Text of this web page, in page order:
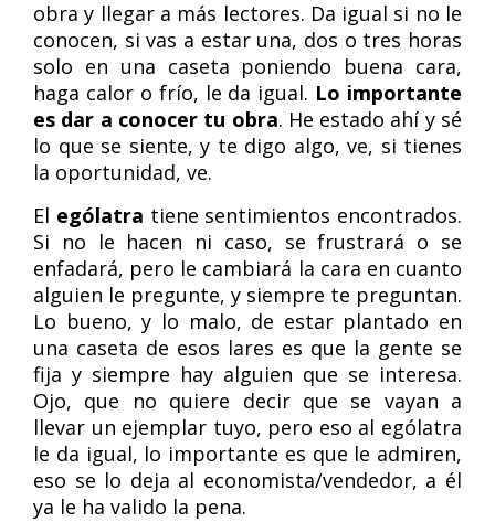
obra y llegar a más lectores. Da igual si no le
conocen, si vas a estar una, dos o tres horas
solo en una caseta poniendo buena cara,
haga calor o frío, le da igual. Lo importante
es dar a conocer tu obra. He estado ahí y sé
lo que se siente, y te digo algo, ve, si tienes
la oportunidad, ve.
El ególatra tiene sentimientos encontrados.
Si no le hacen ni caso, se frustrará o se
enfadará, pero le cambiará la cara en cuanto
alguien le pregunte, y siempre te preguntan.
Lo bueno, y lo malo, de estar plantado en
una caseta de esos lares es que la gente se
fija y siempre hay alguien que se interesa.
Ojo, que no quiere decir que se vayan a
llevar un ejemplar tuyo, pero eso al ególatra
le da igual, lo importante es que le admiren,
eso se lo deja al economista/vendedor, a él
ya le ha valido la pena.